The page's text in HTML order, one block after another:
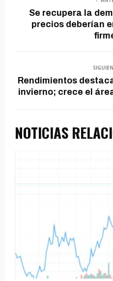
Se recupera la
precios deberían
Rendimientos
invierno; crece el
NOTICIAS